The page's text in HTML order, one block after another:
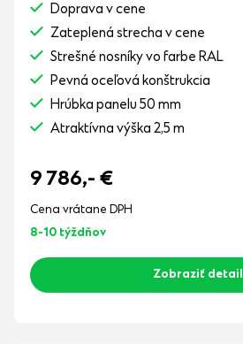
Doprava v cene
Zateplená strecha v cene
Strešné nosníky vo farbe RAL
Pevná oceľová konštrukcia
Hrúbka panelu 50 mm
Atraktívna výška 2,5 m
9 786,- €
Cena vrátane DPH
8-10 týždňov
Zobraziť detail